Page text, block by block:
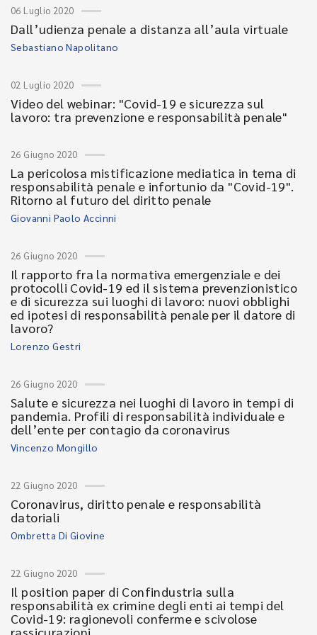
06 Luglio 2020
Dall’udienza penale a distanza all’aula virtuale
Sebastiano Napolitano
02 Luglio 2020
Video del webinar: "Covid-19 e sicurezza sul
lavoro: tra prevenzione e responsabilità penale"
26 Giugno 2020
La pericolosa mistificazione mediatica in tema di
responsabilità penale e infortunio da "Covid-19".
Ritorno al futuro del diritto penale
Giovanni Paolo Accinni
26 Giugno 2020
Il rapporto fra la normativa emergenziale e dei
protocolli Covid-19 ed il sistema prevenzionistico
e di sicurezza sui luoghi di lavoro: nuovi obblighi
ed ipotesi di responsabilità penale per il datore di
lavoro?
Lorenzo Gestri
26 Giugno 2020
Salute e sicurezza nei luoghi di lavoro in tempi di
pandemia. Profili di responsabilità individuale e
dell’ente per contagio da coronavirus
Vincenzo Mongillo
22 Giugno 2020
Coronavirus, diritto penale e responsabilità
datoriali
Ombretta Di Giovine
22 Giugno 2020
Il position paper di Confindustria sulla
responsabilità ex crimine degli enti ai tempi del
Covid-19: ragionevoli conferme e scivolose